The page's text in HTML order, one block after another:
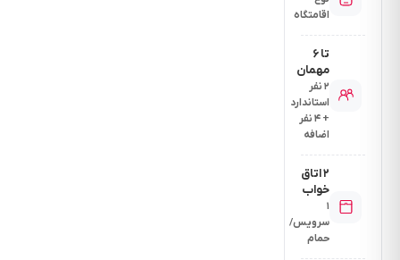
اقامتگاه
تا ۶
مهمان
۲ نفر
استاندارد
+ ۴ نفر
اضافه
۲ اتاق
خواب
۱
سرویس/
حمام